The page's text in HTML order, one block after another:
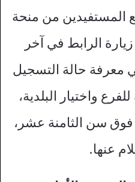
المستفيدين من منحة
زيارة الرابط في آخر
معرفة حالة التسجيل
واختيار البلدية،
فوق سن الثامنة عشر،
عنها.